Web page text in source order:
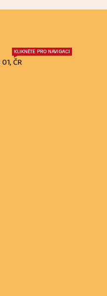
ČR
KLIKNĚTE PRO NAVIGACI